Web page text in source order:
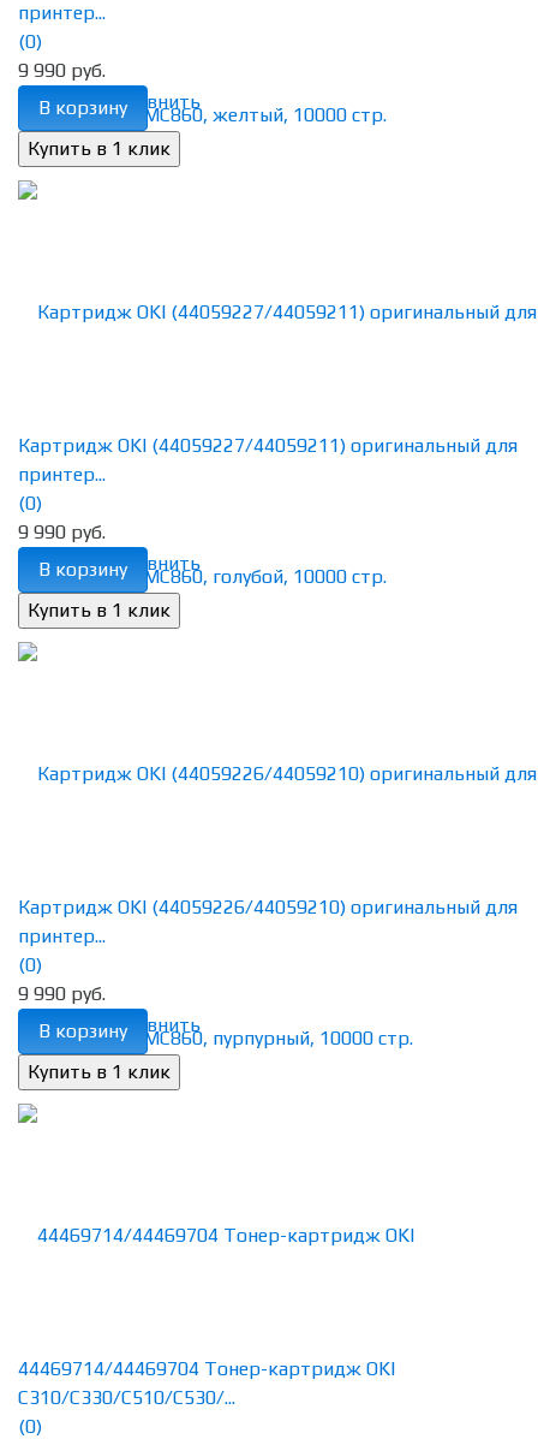
избранное сравнить
принтер...
(0)
9 990 руб.
В корзину
избранное сравнить
Картридж OKI (44059227/44059211) оригинальный для
принтер...
(0)
9 990 руб.
В корзину
избранное сравнить
Картридж OKI (44059226/44059210) оригинальный для
принтер...
(0)
9 990 руб.
В корзину
44469714/44469704 Тонер-картридж OKI
C310/C330/C510/C530/...
(0)